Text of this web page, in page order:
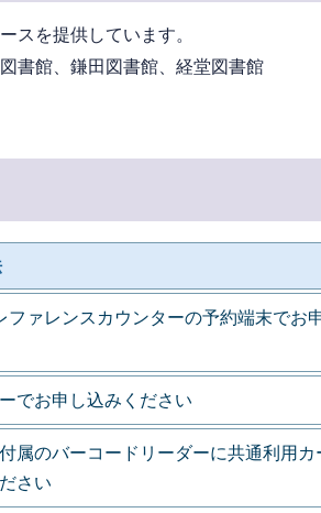
スを提供しています。
館、鎌田図書館、経堂図書館
ファレンスカウンターの予約端末でお
でお申し込みください
属のバーコードリーダーに共通利用カ
さい